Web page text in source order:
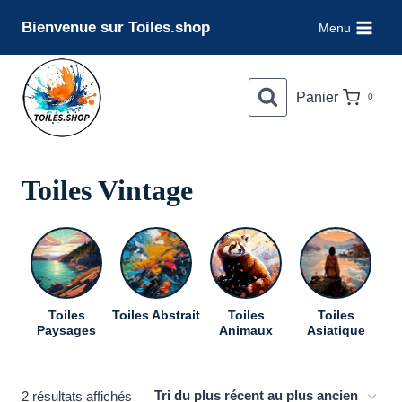
contenu
Bienvenue sur Toiles.shop Menu
Panier 0
Toiles Vintage
Toiles
Paysages
Toiles Abstrait
Toiles
Animaux
Toiles
Asiatique
2 résultats affichés